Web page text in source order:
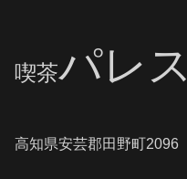
喫茶パレス
高知県安芸郡田野町2096